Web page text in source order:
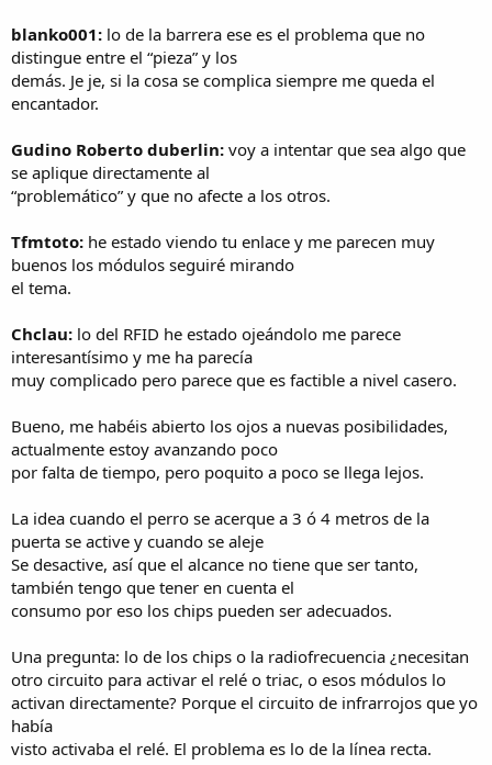
blanko001: lo de la barrera ese es el problema que no
distingue entre el “pieza” y los
demás. Je je, si la cosa se complica siempre me queda el
encantador.
Gudino Roberto duberlin: voy a intentar que sea algo que
se aplique directamente al
“problemático” y que no afecte a los otros.
Tfmtoto: he estado viendo tu enlace y me parecen muy
buenos los módulos seguiré mirando
el tema.
Chclau: lo del RFID he estado ojeándolo me parece
interesantísimo y me ha parecía
muy complicado pero parece que es factible a nivel casero.
Bueno, me habéis abierto los ojos a nuevas posibilidades,
actualmente estoy avanzando poco
por falta de tiempo, pero poquito a poco se llega lejos.
La idea cuando el perro se acerque a 3 ó 4 metros de la
puerta se active y cuando se aleje
Se desactive, así que el alcance no tiene que ser tanto,
también tengo que tener en cuenta el
consumo por eso los chips pueden ser adecuados.
Una pregunta: lo de los chips o la radiofrecuencia ¿necesitan
otro circuito para activar el relé o triac, o esos módulos lo
activan directamente? Porque el circuito de infrarrojos que yo
había
visto activaba el relé. El problema es lo de la línea recta.